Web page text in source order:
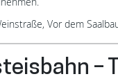
Vor dem
–